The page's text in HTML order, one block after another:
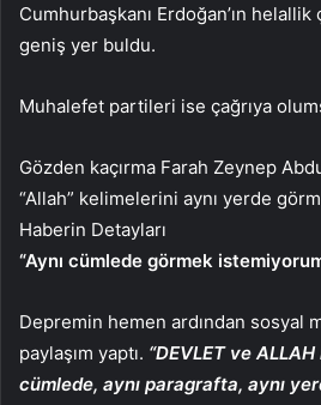
Cumhurbaşkanı Erdoğan’ın helallik
geniş yer buldu.
Muhalefet partileri ise çağrıya
Gözden kaçırma Farah Zeynep
“Allah” kelimelerini aynı yerde
Haberin Detayları
“Aynı cümlede görmek
Depremin hemen ardından sosyal
paylaşım yaptı. “DEVLET ve
cümlede, aynı paragrafta, aynı